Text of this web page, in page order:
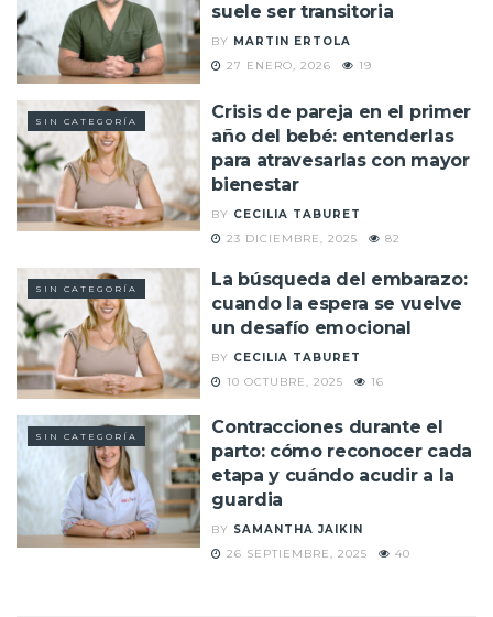
suele ser transitoria
BY MARTIN ERTOLA
27 ENERO, 2026
19
SIN CATEGORÍA
Crisis de pareja en el primer
año del bebé: entenderlas
para atravesarlas con mayor
bienestar
BY CECILIA TABURET
23 DICIEMBRE, 2025
82
SIN CATEGORÍA
La búsqueda del embarazo:
cuando la espera se vuelve
un desafío emocional
BY CECILIA TABURET
10 OCTUBRE, 2025
16
SIN CATEGORÍA
Contracciones durante el
parto: cómo reconocer cada
etapa y cuándo acudir a la
guardia
BY SAMANTHA JAIKIN
26 SEPTIEMBRE, 2025
40